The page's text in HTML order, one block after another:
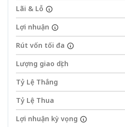
Lãi & Lỗ
Lợi nhuận
Rút vốn tối đa
Lượng giao dịch
Tỷ Lệ Thắng
Tỷ Lệ Thua
Lợi nhuận kỳ vọng